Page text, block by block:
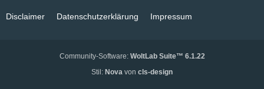
Disclaimer Datenschutzerklärung Impressum
Community-Software: WoltLab Suite™ 6.1.22
Stil: Nova von cls-design